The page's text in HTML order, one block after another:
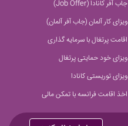
جاب آفر کانادا (Job Offer)
ویزای کار آلمان (جاب آفر آلمان)
اقامت پرتغال با سرمایه گذاری
ویزای خود حمایتی پرتغال
ویزای توریستی کانادا
اخذ اقامت فرانسه با تمکن مالی